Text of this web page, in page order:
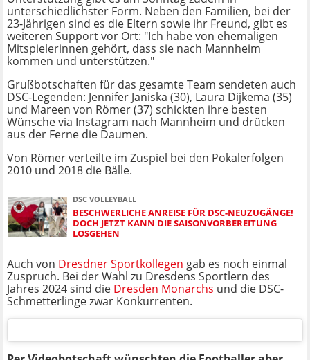
unterschiedlichster Form. Neben den Familien, bei der
23-Jährigen sind es die Eltern sowie ihr Freund, gibt es
weiteren Support vor Ort: "Ich habe von ehemaligen
Mitspielerinnen gehört, dass sie nach Mannheim
kommen und unterstützen."
Grußbotschaften für das gesamte Team sendeten auch
DSC-Legenden: Jennifer Janiska (30), Laura Dijkema (35)
und Mareen von Römer (37) schickten ihre besten
Wünsche via Instagram nach Mannheim und drücken
aus der Ferne die Daumen.
Von Römer verteilte im Zuspiel bei den Pokalerfolgen
2010 und 2018 die Bälle.
DSC VOLLEYBALL
BESCHWERLICHE ANREISE FÜR DSC-NEUZUGÄNGE!
DOCH JETZT KANN DIE SAISONVORBEREITUNG
LOSGEHEN
Auch von Dresdner Sportkollegen gab es noch einmal
Zuspruch. Bei der Wahl zu Dresdens Sportlern des
Jahres 2024 sind die Dresden Monarchs und die DSC-
Schmetterlinge zwar Konkurrenten.